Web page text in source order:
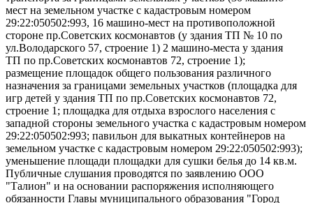
мест на земельном участке с кадастровым номером
29:22:050502:993, 16 машино-мест на противоположной
стороне пр.Советских космонавтов (у здания ТП № 10 по
ул.Володарского 57, строение 1) 2 машино-места у здания
ТП по пр.Советских космонавтов 72, строение 1);
размещение площадок общего пользования различного
назначения за границами земельных участков (площадка для
игр детей у здания ТП по пр.Советских космонавтов 72,
строение 1; площадка для отдыха взрослого населения с
западной стороны земельного участка с кадастровым номером
29:22:050502:993; павильон для выкатных контейнеров на
земельном участке с кадастровым номером 29:22:050502:993);
уменьшение площади площадки для сушки белья до 14 кв.м.
Публичные слушания проводятся по заявлению ООО
"Талион" и на основании распоряжения исполняющего
обязанности Главы муниципального образования "Город